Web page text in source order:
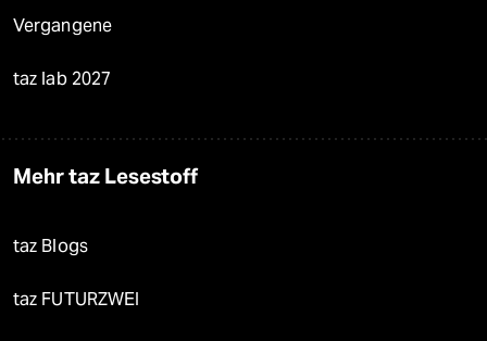
Vergangene
taz lab 2027
Mehr taz Lesestoff
taz Blogs
taz FUTURZWEI